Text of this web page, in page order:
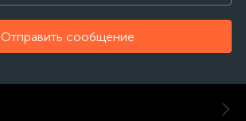
Отправить сообщение